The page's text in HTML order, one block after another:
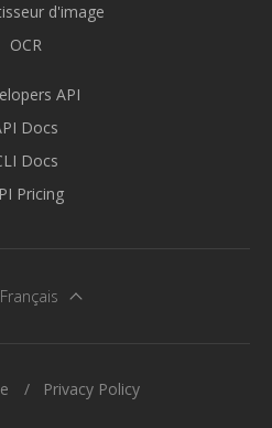
d'image
OCR
API
Docs
Docs
Pricing
Français
Privacy Policy